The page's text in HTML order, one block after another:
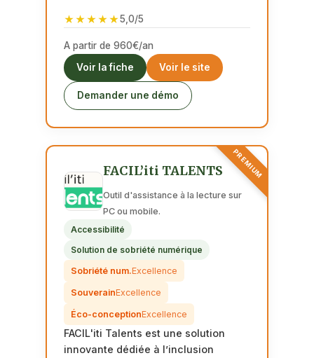
★★★★★5,0/5
A partir de 960€/an
Voir la fiche
Voir le site
Demander une démo
PREMIUM
FACIL’iti TALENTS
Outil d'assistance à la lecture sur
PC ou mobile.
Accessibilité
Solution de sobriété numérique
Sobriété num.Excellence
SouverainExcellence
Éco-conceptionExcellence
FACIL'iti Talents est une solution
innovante dédiée à l’inclusion